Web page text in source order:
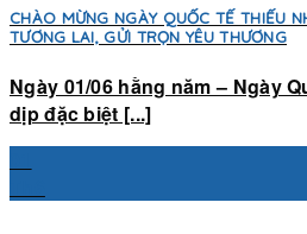
CHÀO MỪNG NGÀY QUỐC TẾ THIẾU
TƯƠNG LAI, GỬI TRỌN YÊU THƯƠNG
Ngày 01/06 hằng năm – Ngày
dịp đặc biệt [...]